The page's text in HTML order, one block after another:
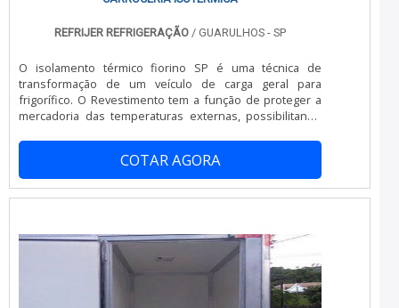
REFRIJER REFRIGERAÇÃO / GUARULHOS - SP
O isolamento térmico fiorino SP é uma técnica de
transformação de um veículo de carga geral para
frigorífico. O Revestimento tem a função de proteger a
mercadoria das temperaturas externas, possibilitando
SOBRE O ISOLAMENTO TÉRMICOO veículo que mais é
procurado é a Fiat Fiorino, por ser compacta e ter ótimo
custo-benefício é perfeita para curtas entregas,
principalmente nas grandes cida...
COTAR AGORA